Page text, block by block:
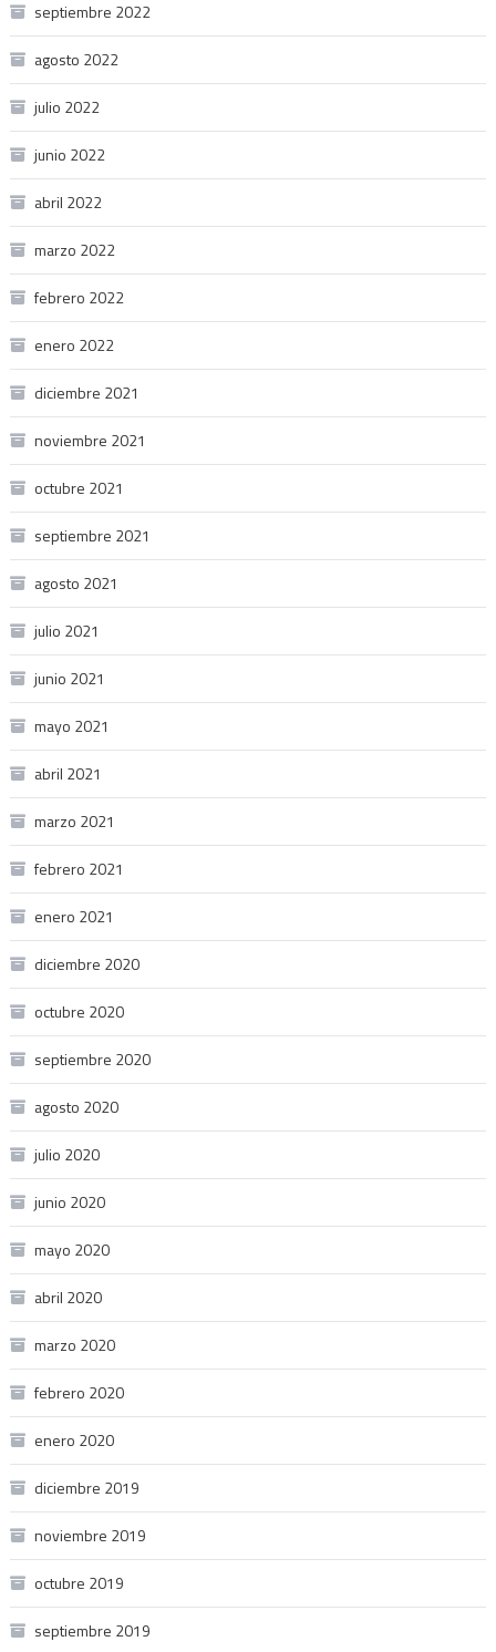
septiembre 2022
agosto 2022
julio 2022
junio 2022
abril 2022
marzo 2022
febrero 2022
enero 2022
diciembre 2021
noviembre 2021
octubre 2021
septiembre 2021
agosto 2021
julio 2021
junio 2021
mayo 2021
abril 2021
marzo 2021
febrero 2021
enero 2021
diciembre 2020
octubre 2020
septiembre 2020
agosto 2020
julio 2020
junio 2020
mayo 2020
abril 2020
marzo 2020
febrero 2020
enero 2020
diciembre 2019
noviembre 2019
octubre 2019
septiembre 2019